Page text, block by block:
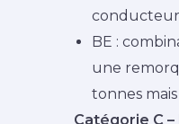
conducteur.
BE :
une
tonnes
Catégorie C